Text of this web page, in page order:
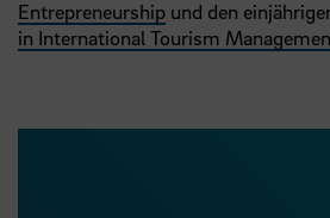
Entrepreneurship und den
in International Tourism